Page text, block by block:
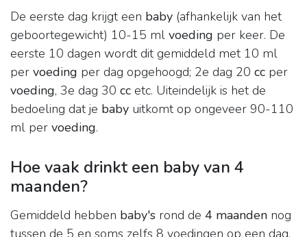
De eerste dag krijgt een baby (afhankelijk van het
geboortegewicht) 10-15 ml voeding per keer. De
eerste 10 dagen wordt dit gemiddeld met 10 ml
per voeding per dag opgehoogd; 2e dag 20 cc per
voeding, 3e dag 30 cc etc. Uiteindelijk is het de
bedoeling dat je baby uitkomt op ongeveer 90-110
ml per voeding.
Hoe vaak drinkt een baby van 4
maanden?
Gemiddeld hebben baby's rond de 4 maanden nog
tussen de 5 en soms zelfs 8 voedingen op een dag.